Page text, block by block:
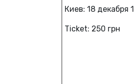
Киев: 18 декабря
Ticket: 250 грн